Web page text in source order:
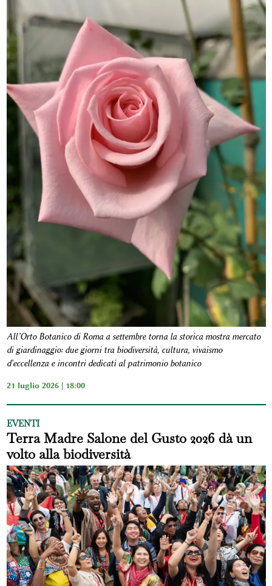
All’Orto Botanico di Roma a settembre torna la storica mostra mercato
di giardinaggio: due giorni tra biodiversità, cultura, vivaismo
d'eccellenza e incontri dedicati al patrimonio botanico
21 luglio 2026 | 18:00
EVENTI
Terra Madre Salone del Gusto 2026 dà un
volto alla biodiversità